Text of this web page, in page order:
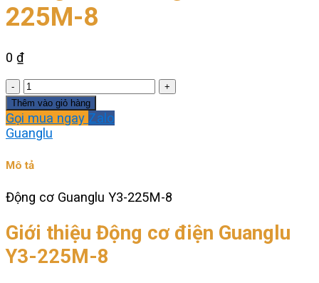
225M-8
0 ₫
Động
cơ
Guanglu
Y3-
225M-
8
Thêm vào giỏ hàng
Gọi mua ngay Zalo
Guanglu
Mô tả
Động cơ Guanglu Y3-225M-8
Giới thiệu Động cơ điện Guanglu
Y3-225M-8